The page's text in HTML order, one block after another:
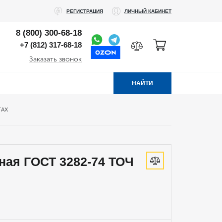
РЕГИСТРАЦИЯ ЛИЧНЫЙ КАБИНЕТ
8 (800) 300-68-18
+7 (812) 317-68-18
Заказать звонок
НАЙТИ
ГОСТ 3282-74 ТОЧ